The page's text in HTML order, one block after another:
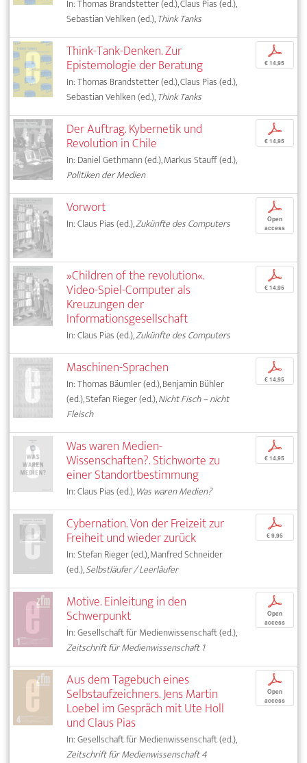
In: Thomas Brandstetter (ed.), Claus Pias (ed.),
Sebastian Vehlken (ed.),Think Tanks
Think-Tank-Denken. Zur
Epistemologie der Beratung
In: Thomas Brandstetter (ed.), Claus Pias (ed.),
Sebastian Vehlken (ed.),Think Tanks
p
€ 14,95
Der Auftrag. Kybernetik und
Revolution in Chile
In: Daniel Gethmann (ed.), Markus Stauff (ed.),
Politiken der Medien
p
€ 14,95
Vorwort
In: Claus Pias (ed.),Zukünfte des Computers
p
Open
access
»Children of the revolution«.
Video-Spiel-Computer als
Kreuzungen der
Informationsgesellschaft
In: Claus Pias (ed.),Zukünfte des Computers
p
€ 14,95
Maschinen-Sprachen
In: Thomas Bäumler (ed.), Benjamin Bühler
(ed.), Stefan Rieger (ed.),Nicht Fisch – nicht
Fleisch
p
€ 14,95
Was waren Medien-
Wissenschaften?. Stichworte zu
einer Standortbestimmung
In: Claus Pias (ed.),Was waren Medien?
p
€ 14,95
Cybernation. Von der Freizeit zur
Freiheit und wieder zurück
In: Stefan Rieger (ed.), Manfred Schneider
(ed.),Selbstläufer / Leerläufer
p
€ 9,95
Motive. Einleitung in den
Schwerpunkt
In: Gesellschaft für Medienwissenschaft (ed.),
Zeitschrift für Medienwissenschaft 1
p
Open
access
Aus dem Tagebuch eines
Selbstaufzeichners. Jens Martin
Loebel im Gespräch mit Ute Holl
und Claus Pias
In: Gesellschaft für Medienwissenschaft (ed.),
Zeitschrift für Medienwissenschaft 4
p
Open
access